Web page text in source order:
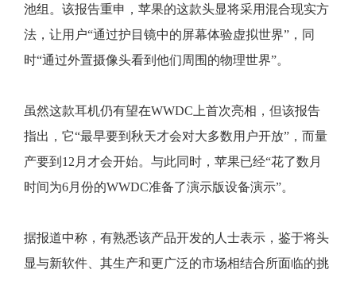
池组。该报告重申，苹果的这款头显将采用混合现实方
法，让用户“通过护目镜中的屏幕体验虚拟世界”，同
时“通过外置摄像头看到他们周围的物理世界”。
虽然这款耳机仍有望在WWDC上首次亮相，但该报告
指出，它“最早要到秋天才会对大多数用户开放”，而量
产要到12月才会开始。与此同时，苹果已经“花了数月
时间为6月份的WWDC准备了演示版设备演示”。
据报道中称，有熟悉该产品开发的人士表示，鉴于将头
显与新软件、其生产和更广泛的市场相结合所面临的挑